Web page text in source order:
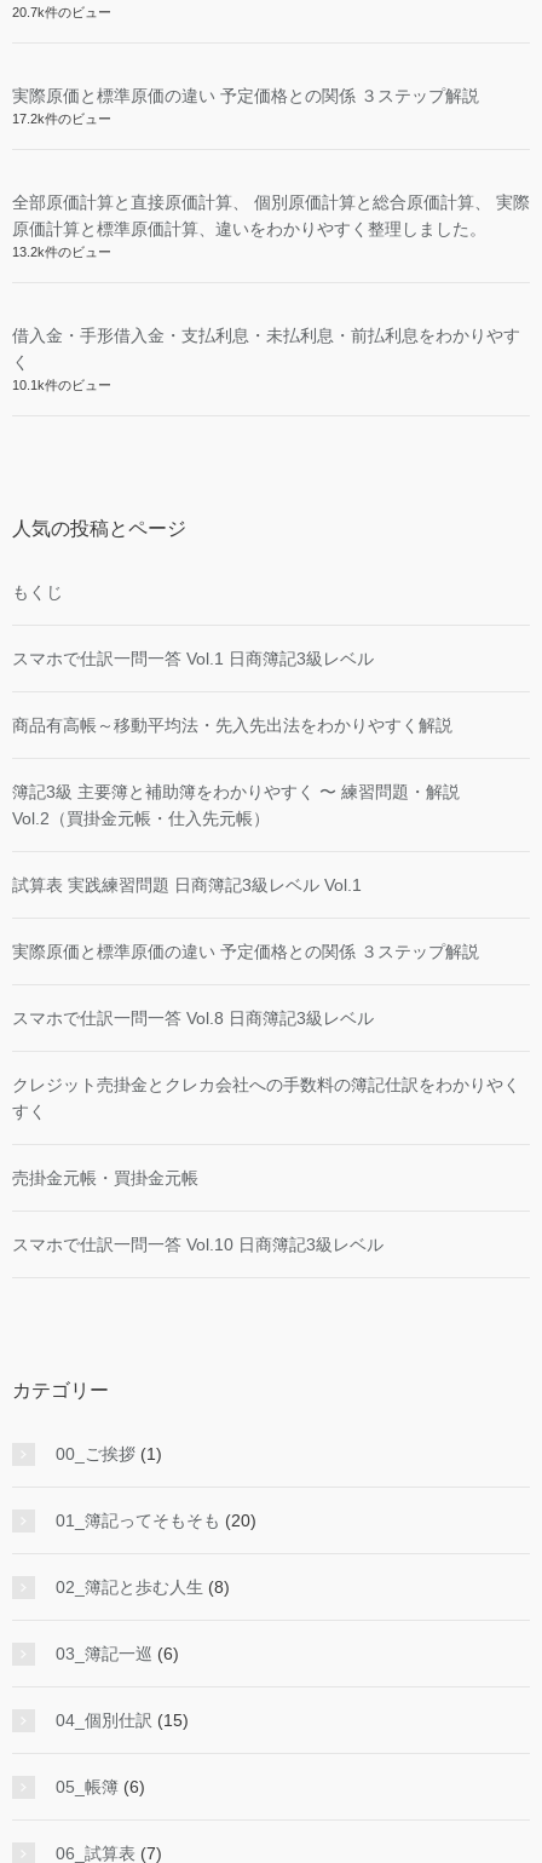
20.7k件のビュー
実際原価と標準原価の違い 予定価格との関係 ３ステップ解説
17.2k件のビュー
全部原価計算と直接原価計算、 個別原価計算と総合原価計算、 実際
原価計算と標準原価計算、違いをわかりやすく整理しました。
13.2k件のビュー
借入金・手形借入金・支払利息・未払利息・前払利息をわかりやす
く
10.1k件のビュー
人気の投稿とページ
もくじ
スマホで仕訳一問一答 Vol.1 日商簿記3級レベル
商品有高帳～移動平均法・先入先出法をわかりやすく解説
簿記3級 主要簿と補助簿をわかりやすく 〜 練習問題・解説
Vol.2（買掛金元帳・仕入先元帳）
試算表 実践練習問題 日商簿記3級レベル Vol.1
実際原価と標準原価の違い 予定価格との関係 ３ステップ解説
スマホで仕訳一問一答 Vol.8 日商簿記3級レベル
クレジット売掛金とクレカ会社への手数料の簿記仕訳をわかりやく
すく
売掛金元帳・買掛金元帳
スマホで仕訳一問一答 Vol.10 日商簿記3級レベル
カテゴリー
00_ご挨拶 (1)
01_簿記ってそもそも (20)
02_簿記と歩む人生 (8)
03_簿記一巡 (6)
04_個別仕訳 (15)
05_帳簿 (6)
06_試算表 (7)